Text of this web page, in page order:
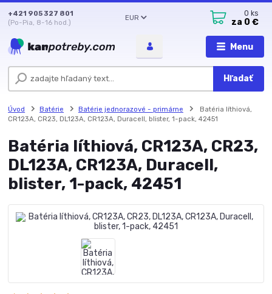
Menu
EUR
Hľadať
+421 905 327 801
(Po-Pia, 8-16 hod.)
0 ks
za 0 €
Úvod Batérie Batérie jednorazové - primárne
Batéria líthiová,
CR123A, CR23, DL123A, CR123A, Duracell, blister, 1-pack, 42451
Batéria líthiová, CR123A, CR23,
DL123A, CR123A, Duracell,
blister, 1-pack, 42451